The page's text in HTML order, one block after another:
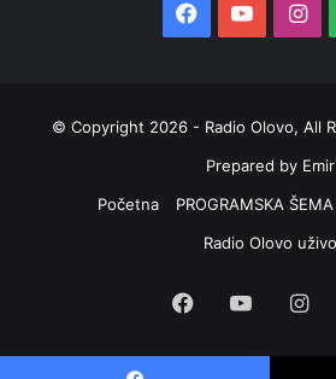
Facebook
YouTube
© Copyright 2026 - Radio Olovo, All
Prepared by Emir
Početna
PROGRAMSKA
Radio Olovo uživo
Facebook
YouTube